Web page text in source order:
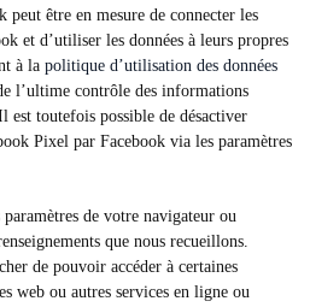
peut être en mesure de connecter les
et d’utiliser les données à leurs propres
à la politique d’utilisation des données
l’ultime contrôle des informations
est toutefois possible de désactiver
Pixel par Facebook via les paramètres
de votre navigateur ou
que nous recueillons.
de pouvoir accéder à certaines
web ou autres services en ligne ou